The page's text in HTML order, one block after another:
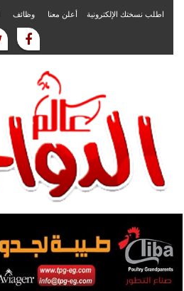
اطلب نسختك الإلكترونية أعلن معنا وظائف